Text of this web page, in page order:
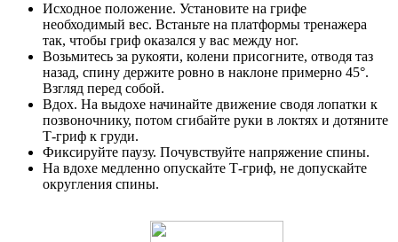
Исходное положение. Установите на грифе
необходимый вес. Встаньте на платформы тренажера
так, чтобы гриф оказался у вас между ног.
Возьмитесь за рукояти, колени присогните, отводя таз
назад, спину держите ровно в наклоне примерно 45°.
Взгляд перед собой.
Вдох. На выдохе начинайте движение сводя лопатки к
позвоночнику, потом сгибайте руки в локтях и дотяните
Т-гриф к груди.
Фиксируйте паузу. Почувствуйте напряжение спины.
На вдохе медленно опускайте Т-гриф, не допускайте
округления спины.